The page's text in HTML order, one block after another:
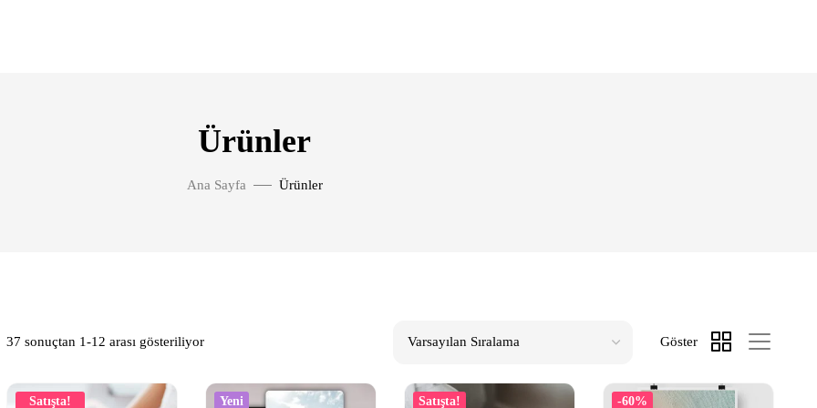
Ürünler
Ana Sayfa Ürünler
37 sonuçtan 1-12 arası gösteriliyor Göster
Satışta! Yeni Satışta! -60%